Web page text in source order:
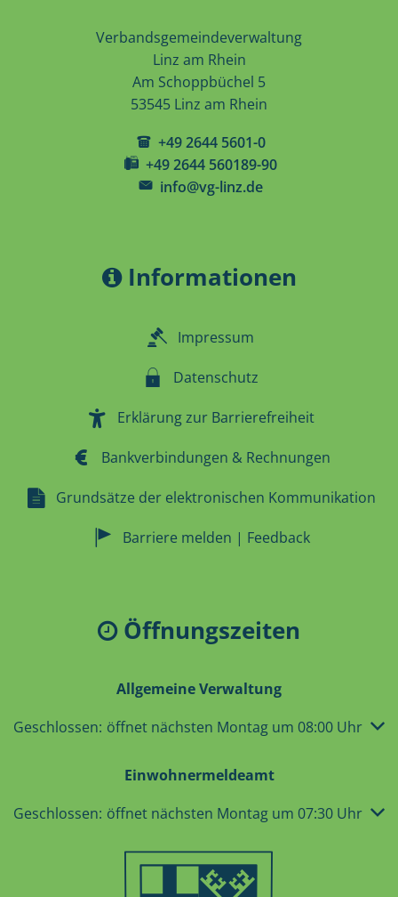
Verbandsgemeindeverwaltung
Linz am Rhein
Am Schoppbüchel 5
53545 Linz am Rhein
+49 2644 5601-0
+49 2644 560189-90
info@vg-linz.de
Informationen
Impressum
Datenschutz
Erklärung zur Barrierefreiheit
Bankverbindungen & Rechnungen
Grundsätze der elektronischen Kommunikation
Barriere melden | Feedback
Öffnungszeiten
Allgemeine Verwaltung
Klicken, um weitere Öffnungs- oder Schließzeiten
Geschlossen: öffnet nächsten Montag um 08:00 Uhr
Einwohnermeldeamt
Klicken, um weitere Öffnungs- oder Schließzeiten
Geschlossen: öffnet nächsten Montag um 07:30 Uhr